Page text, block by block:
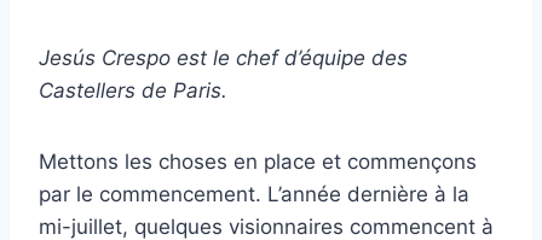
Jesús Crespo est le chef d’équipe des
Castellers de Paris.
Mettons les choses en place et commençons
par le commencement. L’année dernière à la
mi-juillet, quelques visionnaires commencent à